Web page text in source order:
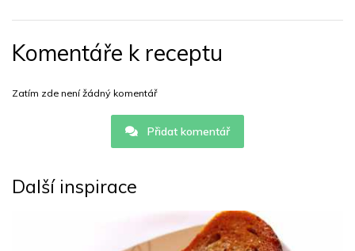
Komentáře k receptu
Zatím zde není žádný komentář
Přidat komentář
Další inspirace